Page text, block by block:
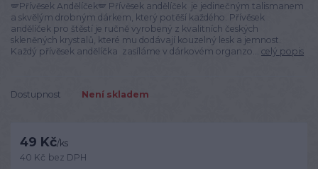
🪽Přívěsek Andělíček🪽 Přívěsek andělíček je jedinečným talismanem
a skvělým drobným dárkem, který potěší každého. Přívěsek
andělíček pro štěstí je ručně vyrobený z kvalitních českých
skleněných krystalů, které mu dodávají kouzelný lesk a jemnost.
Každý přívěsek andělíčka zasíláme v dárkovém organzo... celý popis
Dostupnost Není skladem
49 Kč/ks
40 Kč bez DPH